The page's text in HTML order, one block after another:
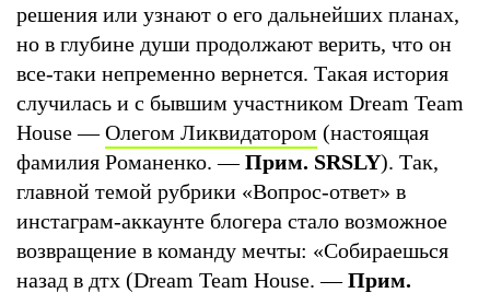
решения или узнают о его дальнейших планах,
но в глубине души продолжают верить, что он
все-таки непременно вернется. Такая история
случилась и с бывшим участником Dream Team
House —Олегом Ликвидатором (настоящая
фамилия Романенко. —Прим. SRSLY). Так,
главной темой рубрики «Вопрос-ответ» в
инстаграм-аккаунте блогера стало возможное
возвращение в команду мечты: «Собираешься
назад в дтх (Dream Team House. —Прим.